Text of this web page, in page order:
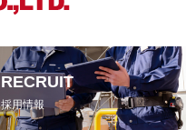
RECRUIT
採用情報